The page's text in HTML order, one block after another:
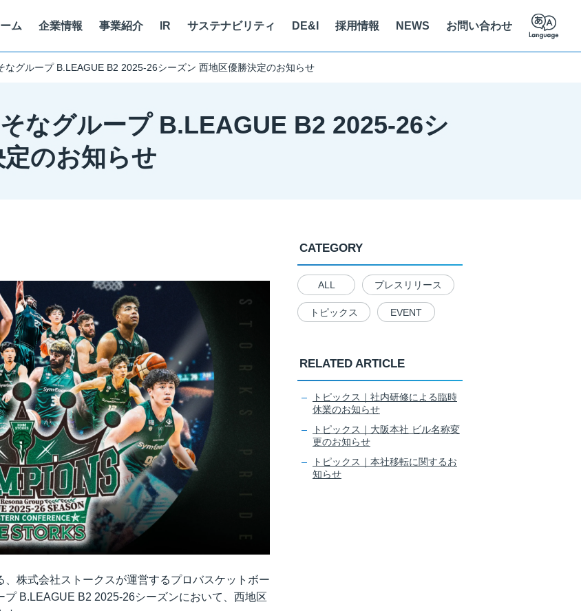
ム 企業情報
代表挨拶
役員紹介
沿革
個人情報保護法に基づく公表事項
情報セキュリティに関する取り組み
事業紹介
スマートベニュー
GLION ARENA KOBE 運営
株式会社One Bright KOBE
神戸ストークス運営
IR
株式情報
株価情報
中期経営計画
電子公告
IRカレンダー
コーポレート・ガバナンス
ディスクロージャーポリシー
監査委員会ホットライン
サステナビリティ
マテリアリティ
サステナビリティに関する取り組み
コーポレート・ガバナンス
DE&I
SMART WORK
両立支援
健康経営
採用情報
キャリア採用
考え方を知る
働く人を知る
NEWS お問い合わせ
なグループ B.LEAGUE B2 2025-26シーズン 西地区優勝決定のお知らせ
なグループ B.LEAGUE B2 2025-26シ
のお知らせ
株式会社ストークスが運営するプロバスケットボー
B.LEAGUE B2 2025-26シーズンにおいて、西地区
CATEGORY
ALL プレスリリース
トピックス EVENT
RELATED ARTICLE
トピックス｜社内研修による臨時
休業のお知らせ
トピックス｜大阪本社 ビル名称変
更のお知らせ
トピックス｜本社移転に関するお
知らせ